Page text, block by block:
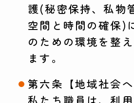
護(秘密保持、私物
空間と時間の確保)
のための環境を整
ます。
第六条【地域社会へ
私たち職員は、利